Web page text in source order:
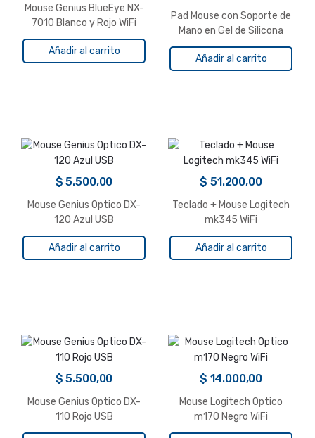
Mouse Genius BlueEye NX-
7010 Blanco y Rojo WiFi
Añadir al carrito
Pad Mouse con Soporte de
Mano en Gel de Silicona
Negro
Añadir al carrito
$ 5.500,00
Mouse Genius Optico DX-
120 Azul USB
Añadir al carrito
$ 51.200,00
Teclado + Mouse Logitech
mk345 WiFi
Añadir al carrito
$ 5.500,00
Mouse Genius Optico DX-
110 Rojo USB
$ 14.000,00
Mouse Logitech Optico
m170 Negro WiFi